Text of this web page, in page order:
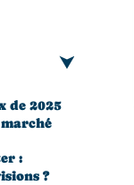
de 2025
:
?